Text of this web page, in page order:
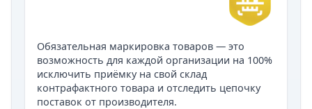
Обязательная маркировка товаров — это
возможность для каждой организации на 100%
исключить приёмку на свой склад
контрафактного товара и отследить цепочку
поставок от производителя.